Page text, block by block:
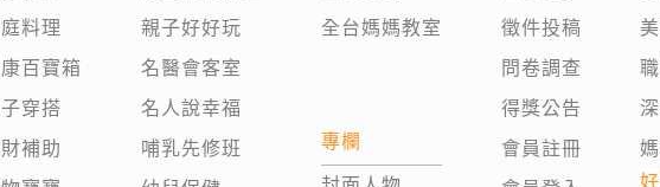
料理
百寶箱
穿搭
補助
親子好好玩
名醫會客室
名人說幸福
哺乳先修班
全台媽媽教室
專欄
徵件投稿
問卷調查
得獎公告
會員註冊